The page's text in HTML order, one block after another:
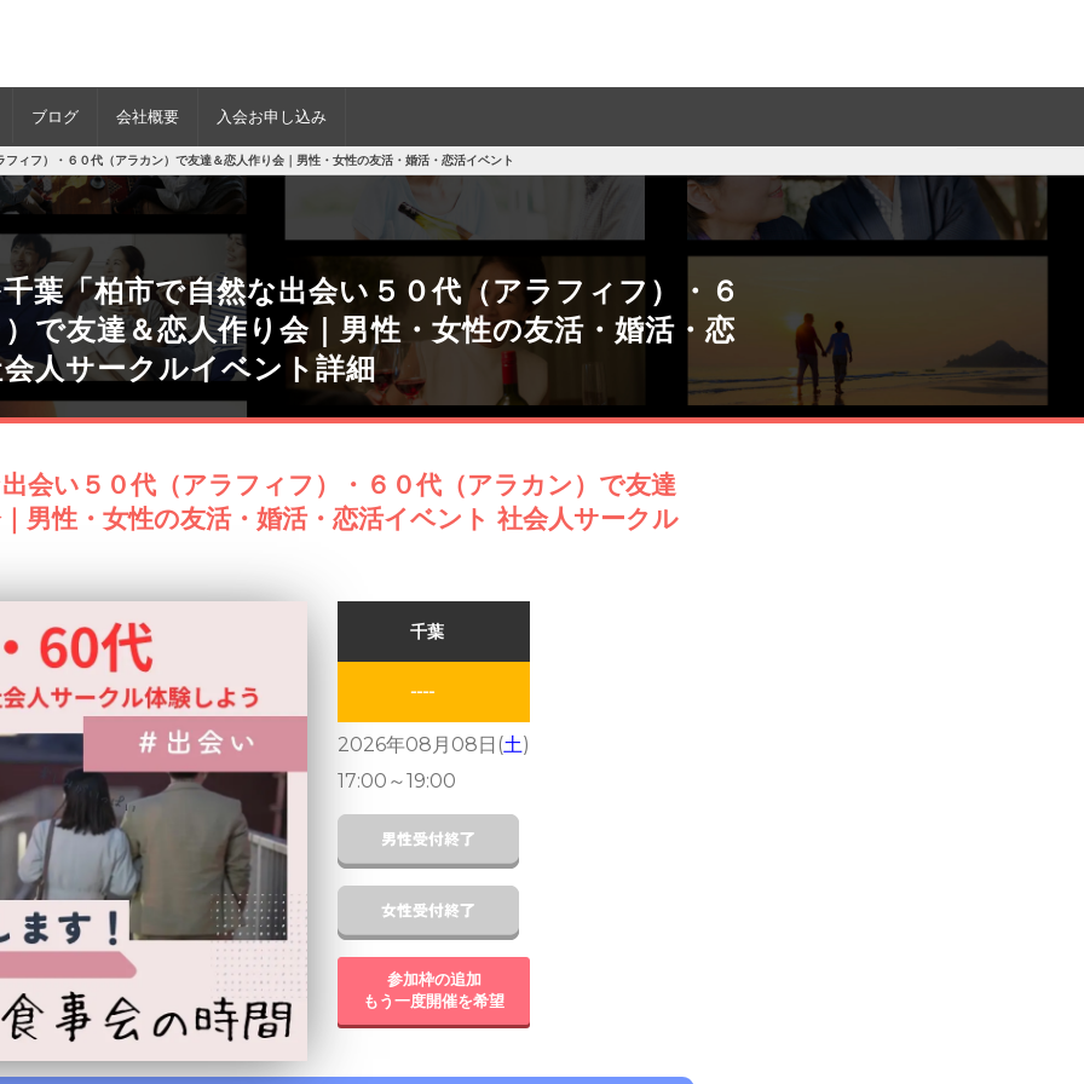
ブログ 会社概要 入会お申し込み
ィフ）・６０代（アラカン）で友達＆恋人作り会｜男性・女性の友活・婚活・恋活イベント
葉「柏市で自然な出会い５０代（アラフィフ）・６
で友達＆恋人作り会｜男性・女性の友活・婚活・恋
人サークルイベント詳細
会い５０代（アラフィフ）・６０代（アラカン）で友達
男性・女性の友活・婚活・恋活イベント 社会人サークル
千葉
----
2026年08月08日(土)
17:00 ～19:00
参加枠の追加
もう一度開催を希望